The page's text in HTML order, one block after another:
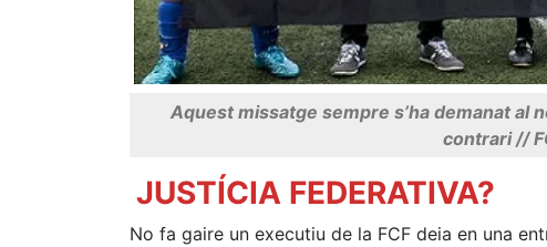
Aquest missatge sempre s’ha demanat al
contrari //
JUSTÍCIA FEDERATIVA?
No fa gaire un executiu de la FCF deia en una